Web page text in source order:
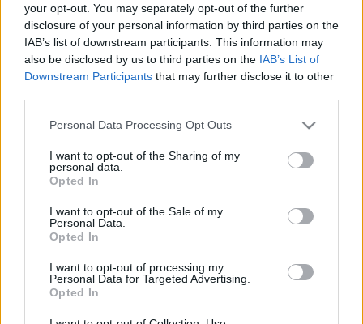
your opt-out. You may separately opt-out of the further
disclosure of your personal information by third parties on the
IAB’s list of downstream participants. This information may
also be disclosed by us to third parties on the IAB’s List of
Downstream Participants that may further disclose it to other
Please note that this website/app uses one or more Google
not limited to your visit or usage behaviour. You may click to
grant or deny consent to Google and its third-party tags to
use your data for below specified purposes in below Google
consent section.
Personal Data Processing Opt Outs
I want to opt-out of the Sharing of my
personal data.
Opted In
I want to opt-out of the Sale of my
Personal Data.
Opted In
I want to opt-out of processing my
Personal Data for Targeted Advertising.
Opted In
Meglepett Tóth Péter államtitkár előadásában az 50.
Autóbusz Szakértői Tanácskozáson egy grafikonon
(ld. alább) a távolsági autóbusszal és a vonattal
együtt, egyenrangú utazási módként feltüntetett a